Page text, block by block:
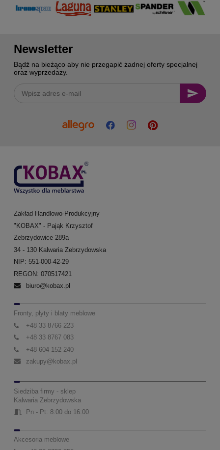
Newsletter
Bądź na bieżąco aby nie przegapić żadnej oferty specjalnej
oraz wyprzedaży.
Zakład Handlowo-Produkcyjny
"KOBAX" - Pająk Krzysztof
Zebrzydowice 289a
34 - 130 Kalwaria Zebrzydowska
NIP: 551-000-42-29
REGON: 070517421
biuro@kobax.pl
Fronty, płyty i blaty meblowe
+48 33 8766 223
+48 33 8767 083
+48 604 152 240
zakupy@kobax.pl
Siedziba firmy - sklep
Kalwaria Zebrzydowska
Pn - Pt: 8:00 do 16:00
Akcesoria meblowe